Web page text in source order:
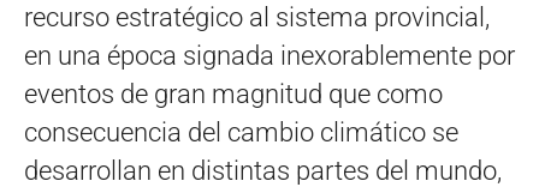
recurso estratégico al sistema provincial,
en una época signada inexorablemente por
eventos de gran magnitud que como
consecuencia del cambio climático se
desarrollan en distintas partes del mundo,